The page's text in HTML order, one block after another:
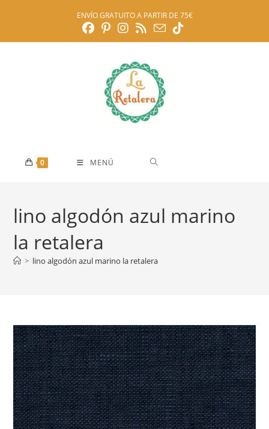
ENVÍO GRATUITO A PARTIR DE 75€
0 MENÚ
lino algodón azul marino
la retalera
> lino algodón azul marino la retalera